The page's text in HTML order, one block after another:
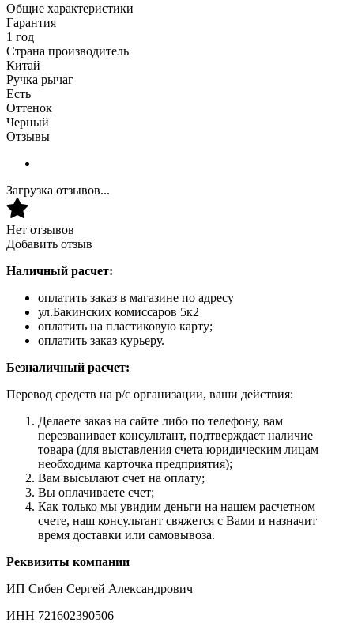
Общие характеристики
Гарантия
1 год
Страна производитель
Китай
Ручка рычаг
Есть
Оттенок
Черный
Отзывы
Загрузка отзывов...
Нет отзывов
Добавить отзыв
Наличный расчет:
оплатить заказ в магазине по адресу
ул.Бакинских комиссаров 5к2
оплатить на пластиковую карту;
оплатить заказ курьеру.
Безналичный расчет:
Перевод средств на р/с организации, ваши действия:
Делаете заказ на сайте либо по телефону, вам
перезванивает консультант, подтверждает наличие
товара (для выставления счета юридическим лицам
необходима карточка предприятия);
Вам высылают счет на оплату;
Вы оплачиваете счет;
Как только мы увидим деньги на нашем расчетном
счете, наш консультант свяжется с Вами и назначит
время доставки или самовывоза.
Реквизиты компании
ИП Сибен Сергей Александрович
ИНН 721602390506